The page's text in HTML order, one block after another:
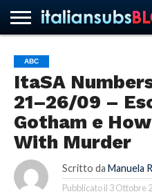
HOME
NEWS
ASCOLTI
RECENSIONI
INTERVISTE
CURIOSITÀ
CHI
SIAMO
CONTATTACI
FORUM
ITALIANSUBS
ABC
ItaSA
21–26/09 –
Gotham e
With Murder
Scritto da Manuela
Pubblicato il 3 Ottobre